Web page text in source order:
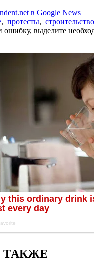
в Google News
, протесты, строительство
ошибку, выделите
ТАКЖЕ